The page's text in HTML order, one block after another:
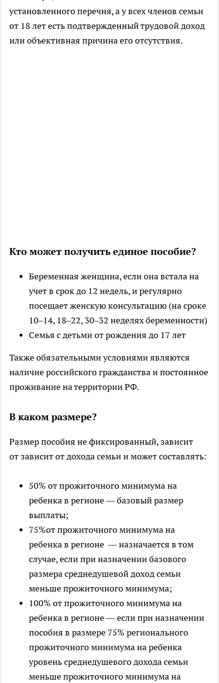
установленного перечня, а у всех членов семьи
от 18 лет есть подтвержденный трудовой доход
или объективная причина его отсутствия.
Кто может получить единое пособие?
Беременная женщина, если она встала на
учет в срок до 12 недель, и регулярно
посещает женскую консультацию (на сроке
10–14, 18–22, 30–32 неделях беременности)
Семья с детьми от рождения до 17 лет
Также обязательными условиями являются
наличие российского гражданства и постоянное
проживание на территории РФ.
В каком размере?
Размер пособия не фиксированный, зависит
от зависит от дохода семьи и может составлять:
50% от прожиточного минимума на
ребенка в регионе — базовый размер
выплаты;
75%от прожиточного минимума на
ребенка в регионе — назначается в том
случае, если при назначении базового
размера среднедушевой доход семьи
меньше прожиточного минимума;
100% от прожиточного минимума на
ребенка в регионе — если при назначении
пособия в размере 75% регионального
прожиточного минимума на ребенка
уровень среднедушевого дохода семьи
меньше прожиточного минимума на